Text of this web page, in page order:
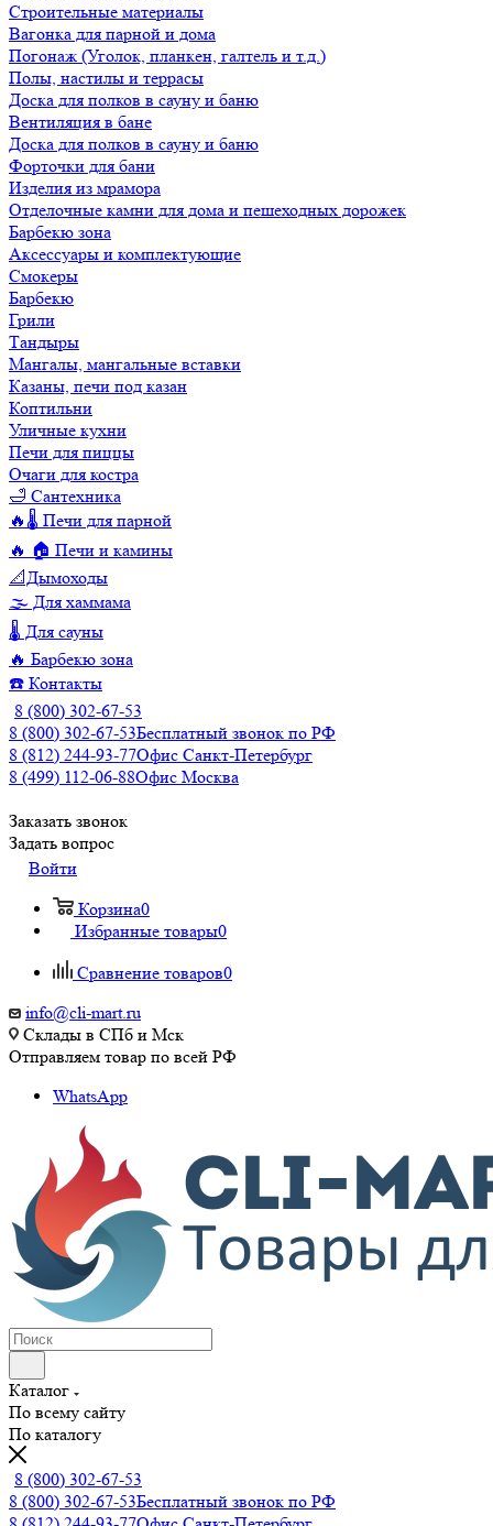
Строительные материалы
Вагонка для парной и дома
Погонаж (Уголок, планкен, галтель и т.д.)
Полы, настилы и террасы
Доска для полков в сауну и баню
Вентиляция в бане
Доска для полков в сауну и баню
Форточки для бани
Изделия из мрамора
Отделочные камни для дома и пешеходных дорожек
Барбекю зона
Аксессуары и комплектующие
Смокеры
Барбекю
Грили
Тандыры
Мангалы, мангальные вставки
Казаны, печи под казан
Коптильни
Уличные кухни
Печи для пиццы
Очаги для костра
🛁 Сантехника
🔥🌡️ Печи для парной
🔥 🏠 Печи и камины
📐Дымоходы
🌫️ Для хаммама
🌡️ Для сауны
🔥 Барбекю зона
☎️ Контакты
8 (800) 302-67-53
8 (800) 302-67-53Бесплатный звонок по РФ
8 (812) 244-93-77Офис Санкт-Петербург
8 (499) 112-06-88Офис Москва
Заказать звонок
Задать вопрос
Войти
Корзина0
Избранные товары0
Сравнение товаров0
info@cli-mart.ru
Склады в СПб и Мск
Отправляем товар по всей РФ
WhatsApp
Каталог
По всему сайту
По каталогу
8 (800) 302-67-53
8 (800) 302-67-53Бесплатный звонок по РФ